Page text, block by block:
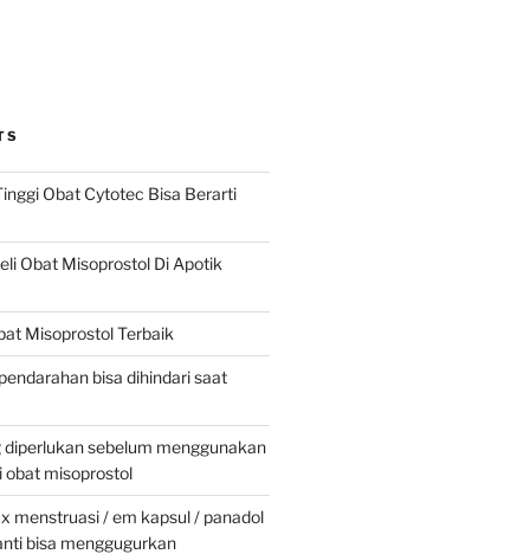
Obat Cytotec Bisa Berarti
Obat Misoprostol Di Apotik
Misoprostol Terbaik
bisa dihindari saat
diperlukan sebelum menggunakan
obat misoprostol
menstruasi / em kapsul / panadol
bisa menggugurkan